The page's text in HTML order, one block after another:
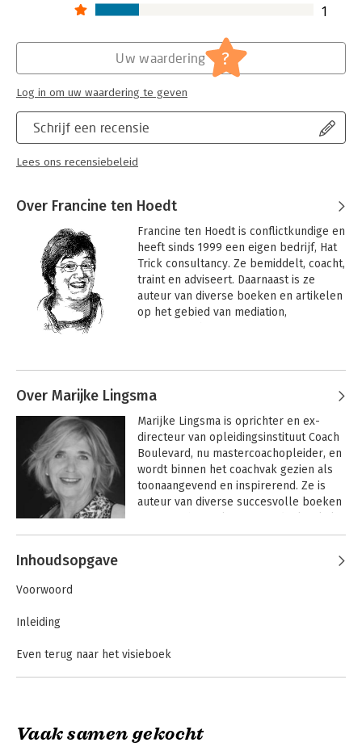
1
Schrijf een recensie
Lees ons recensiebeleid
Uw waardering ?
Log in om uw waardering te geven
Over Francine ten Hoedt
Francine ten Hoedt is conflictkundige en
heeft sinds 1999 een eigen bedrijf, Hat
Trick consultancy. Ze bemiddelt, coacht,
traint en adviseert. Daarnaast is ze
auteur van diverse boeken en artikelen
op het gebied van mediation,
zoals Spelen met Conflicten, Mediation
conflictbemiddelaar en de 'Vileine
Vragen voor…' serie.
Het abc van OBM
Over Marijke Lingsma
Marijke Lingsma is oprichter en ex-
directeur van opleidingsinstituut Coach
Boulevard, nu mastercoachopleider, en
wordt binnen het coachvak gezien als
toonaangevend en inspirerend. Ze is
auteur van diverse succesvolle boeken
ze integraal naar organisaties: naar het
Andere boeken door Marijke
Lingsma
Inhoudsopgave
Voorwoord
Inleiding
Even terug naar het visieboek
De organisatie als bron van conflicten
Vaak samen gekocht